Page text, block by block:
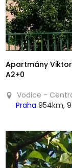
Apartmány
A2+0
Vodice -
Praha 954km,